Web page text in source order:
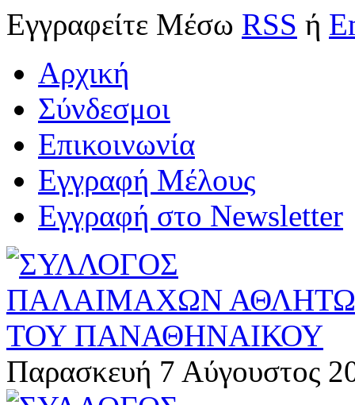
Εγγραφείτε Μέσω RSS ή
Αρχική
Σύνδεσμοι
Επικοινωνία
Εγγραφή Μέλους
Εγγραφή στο Newsletter
Παρασκευή 7 Αύγουστος